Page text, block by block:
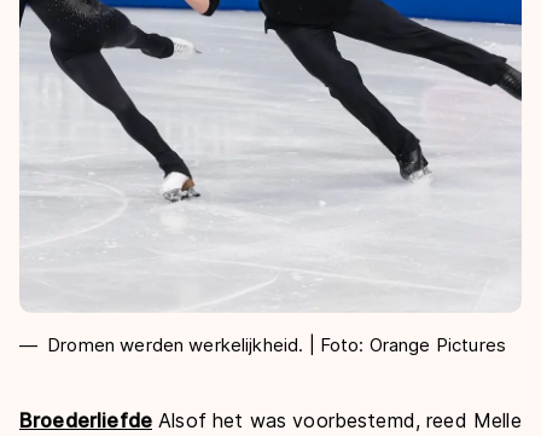
Dromen werden werkelijkheid. | Foto: Orange Pictures
BroederliefdeAlsof het was voorbestemd, reed Melle